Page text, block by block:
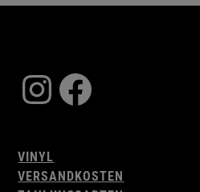
Instagram
Facebook
VINYL
VERSANDKOSTEN